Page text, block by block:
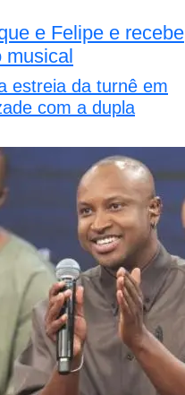
e Felipe e recebe
musical
estreia da turnê em
com a dupla